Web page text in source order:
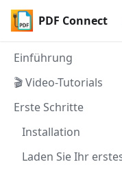
PDF Connect
Einführung
🎬 Video-Tutorials
Erste Schritte
Installation
Laden Sie Ihr